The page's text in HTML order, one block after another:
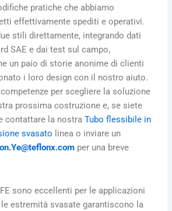
pratiche che abbiamo
effettivamente spediti e operativi.
stili direttamente, integrando dati
SAE e dai test sul campo,
un paio di storie anonime di clienti
i loro design con il nostro aiuto.
per scegliere la soluzione
prossima costruzione e, se siete
contattare la nostraTubo flessibile in
svasato linea o inviare un
per una breve
sono eccellenti per le applicazioni
estremità svasate garantiscono la